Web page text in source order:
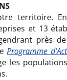
territoire.
et 13
près
Programme
les